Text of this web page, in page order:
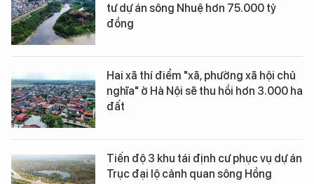
tư dự án sông Nhuệ hơn 75.000 tỷ
đồng
Hai xã thí điểm "xã, phường xã hội chủ
nghĩa" ở Hà Nội sẽ thu hồi hơn 3.000 ha
đất
Tiến độ 3 khu tái định cư phục vụ dự án
Trục đại lộ cảnh quan sông Hồng